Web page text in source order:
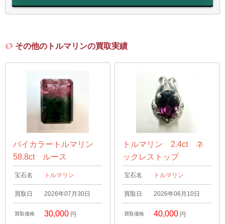
その他のトルマリンの買取実績
バイカラートルマリン
58.8ct ルース
宝石名 トルマリン
買取日 2026年07月30日
買取価格 30,000 円
トルマリン 2.4ct ネ
ックレストップ
宝石名 トルマリン
買取日 2026年06月10日
買取価格 40,000 円